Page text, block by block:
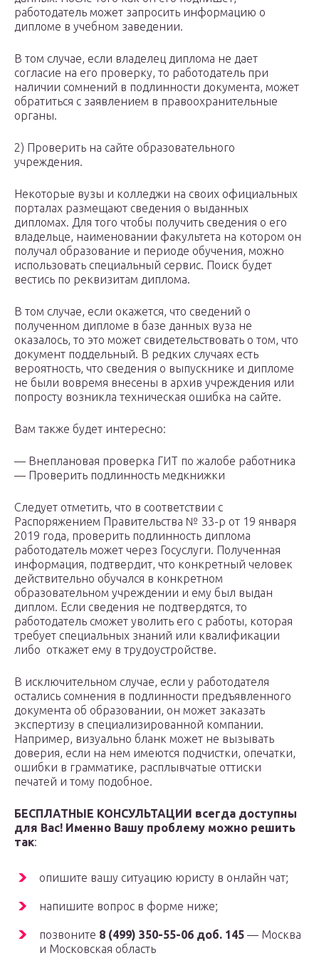
работодатель может запросить информацию о
дипломе в учебном заведении.
В том случае, если владелец диплома не дает
согласие на его проверку, то работодатель при
наличии сомнений в подлинности документа, может
обратиться с заявлением в правоохранительные
органы.
2) Проверить на сайте образовательного
учреждения.
Некоторые вузы и колледжи на своих официальных
порталах размещают сведения о выданных
дипломах. Для того чтобы получить сведения о его
владельце, наименовании факультета на котором он
получал образование и периоде обучения, можно
использовать специальный сервис. Поиск будет
вестись по реквизитам диплома.
В том случае, если окажется, что сведений о
полученном дипломе в базе данных вуза не
оказалось, то это может свидетельствовать о том, что
документ поддельный. В редких случаях есть
вероятность, что сведения о выпускнике и дипломе
не были вовремя внесены в архив учреждения или
попросту возникла техническая ошибка на сайте.
Вам также будет интересно:
— Внеплановая проверка ГИТ по жалобе работника
— Проверить подлинность медкнижки
Следует отметить, что в соответствии с
Распоряжением Правительства № 33-р от 19 января
2019 года, проверить подлинность диплома
работодатель может через Госуслуги. Полученная
информация, подтвердит, что конкретный человек
действительно обучался в конкретном
образовательном учреждении и ему был выдан
диплом. Если сведения не подтвердятся, то
работодатель сможет уволить его с работы, которая
требует специальных знаний или квалификации
либо откажет ему в трудоустройстве.
В исключительном случае, если у работодателя
остались сомнения в подлинности предъявленного
документа об образовании, он может заказать
экспертизу в специализированной компании.
Например, визуально бланк может не вызывать
доверия, если на нем имеются подчистки, опечатки,
ошибки в грамматике, расплывчатые оттиски
печатей и тому подобное.
БЕСПЛАТНЫЕ КОНСУЛЬТАЦИИ всегда доступны
для Вас! Именно Вашу проблему можно решить
так:
опишите вашу ситуацию юристу в онлайн чат;
напишите вопрос в форме ниже;
позвоните 8 (499) 350-55-06 доб. 145 — Москва
и Московская область